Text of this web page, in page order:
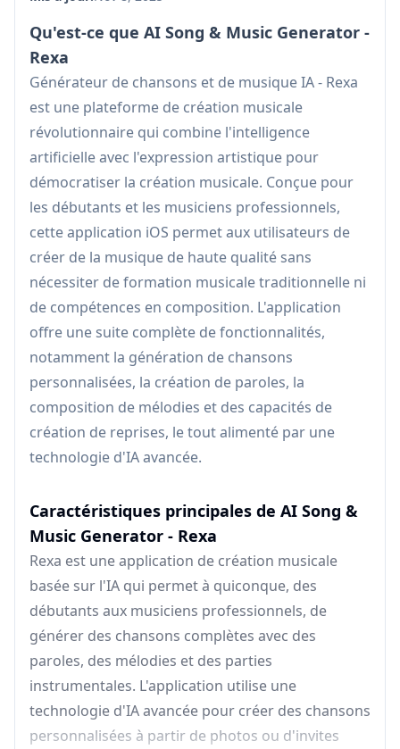
Qu'est-ce que AI Song & Music Generator -
Rexa
Générateur de chansons et de musique IA - Rexa
est une plateforme de création musicale
révolutionnaire qui combine l'intelligence
artificielle avec l'expression artistique pour
démocratiser la création musicale. Conçue pour
les débutants et les musiciens professionnels,
cette application iOS permet aux utilisateurs de
créer de la musique de haute qualité sans
nécessiter de formation musicale traditionnelle ni
de compétences en composition. L'application
offre une suite complète de fonctionnalités,
notamment la génération de chansons
personnalisées, la création de paroles, la
composition de mélodies et des capacités de
création de reprises, le tout alimenté par une
technologie d'IA avancée.
Caractéristiques principales de AI Song &
Music Generator - Rexa
Rexa est une application de création musicale
basée sur l'IA qui permet à quiconque, des
débutants aux musiciens professionnels, de
générer des chansons complètes avec des
paroles, des mélodies et des parties
instrumentales. L'application utilise une
technologie d'IA avancée pour créer des chansons
personnalisées à partir de photos ou d'invites